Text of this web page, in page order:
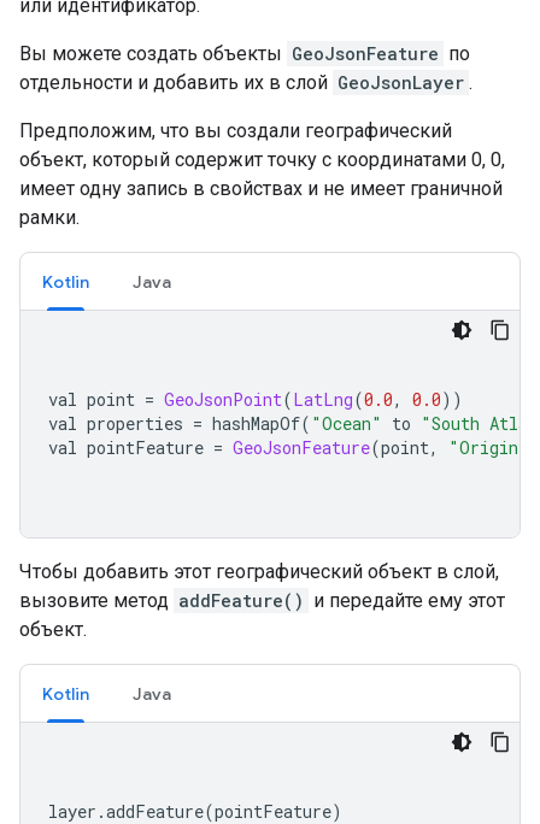
или идентификатор.
Вы можете создать объекты GeoJsonFeature по
отдельности и добавить их в слой GeoJsonLayer .
Предположим, что вы создали географический
объект, который содержит точку с координатами 0, 0,
имеет одну запись в свойствах и не имеет граничной
рамки.
Kotlin Java
val point = GeoJsonPoint(LatLng(0.0, 0.0))
val properties = hashMapOf( "Ocean" to "South
val pointFeature = GeoJsonFeature(point, "Origin"
Чтобы добавить этот географический объект в слой,
вызовите метод addFeature() и передайте ему этот
объект.
Kotlin Java
layer .addFeature(pointFeature)